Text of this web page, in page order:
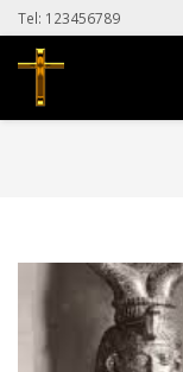
Tel: 123456789